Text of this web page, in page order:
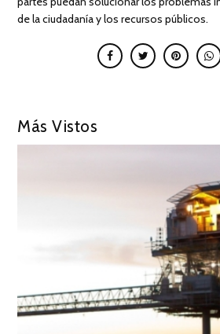
de la ciudadanía y los recursos públicos.
Más Vistos